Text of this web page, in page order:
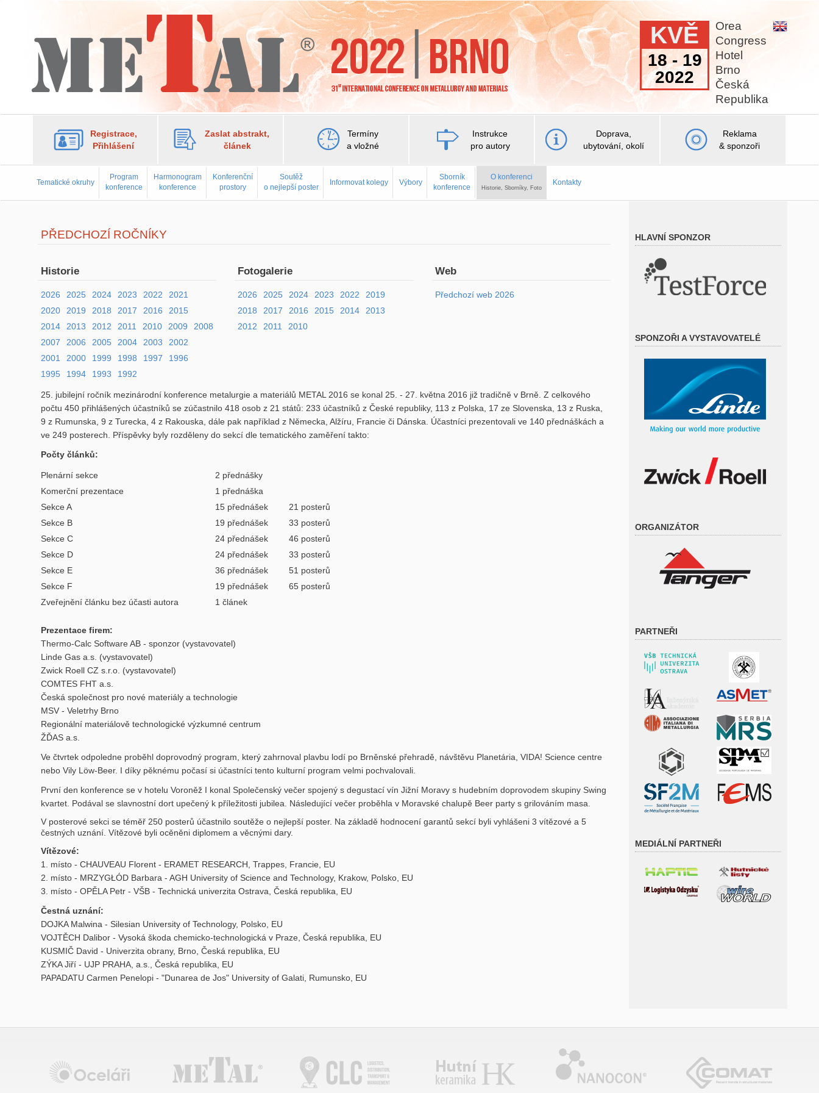
Orea
Congress
Hotel
Brno
Česká
Republika
KVĚ
18 - 19
2022
Registrace,
Přihlášení
Zaslat abstrakt,
článek
Termíny
a vložné
Instrukce
pro autory
Doprava,
ubytování, okolí
Reklama
& sponzoři
Tematické okruhy
Program
konference
Harmonogram
konference
Konferenční
prostory
Soutěž
o nejlepší poster
Informovat kolegy Výbory
Sborník
konference
O konferenci
Historie, Sborníky, Foto
Kontakty
PŘEDCHOZÍ ROČNÍKY
Historie
2026 2025 2024 2023 2022
2021
2020
2019 2018 2017 2016
2015
2014
2013 2012 2011 2010 2009
2008
2007
2006 2005 2004 2003
2002
2001
2000 1999 1998 1997
1996
1995
1994 1993 1992
Fotogalerie
2026 2025 2024 2023 2022
2019
2018
2017 2016 2015 2014
2013
2012
2011 2010
Web
Předchozí web 2026
25. jubilejní ročník mezinárodní konference metalurgie a materiálů METAL 2016 se konal 25. - 27. května 2016 již tradičně v Brně. Z celkového
počtu 450 přihlášených účastníků se zúčastnilo 418 osob z 21 států: 233 účastníků z České republiky, 113 z Polska, 17 ze Slovenska, 13 z Ruska,
9 z Rumunska, 9 z Turecka, 4 z Rakouska, dále pak například z Německa, Alžíru, Francie či Dánska. Účastníci prezentovali ve 140 přednáškách a
ve 249 posterech. Příspěvky byly rozděleny do sekcí dle tematického zaměření takto:
Počty článků:
Plenární sekce
2 přednášky
Komerční prezentace
1 přednáška
Sekce A
15 přednášek
21 posterů
Sekce B
19 přednášek
33 posterů
Sekce C
24 přednášek
46 posterů
Sekce D
24 přednášek
33 posterů
Sekce E
36 přednášek
51 posterů
Sekce F
19 přednášek
65 posterů
Zveřejnění článku bez účasti autora
1 článek
Prezentace firem:
Thermo-Calc Software AB - sponzor (vystavovatel)
Linde Gas a.s. (vystavovatel)
Zwick Roell CZ s.r.o. (vystavovatel)
COMTES FHT a.s.
Česká společnost pro nové materiály a technologie
MSV - Veletrhy Brno
Regionální materiálově technologické výzkumné centrum
ŽĎAS a.s.
Ve čtvrtek odpoledne proběhl doprovodný program, který zahrnoval plavbu lodí po Brněnské přehradě, návštěvu Planetária, VIDA! Science centre
nebo Vily Löw-Beer. I díky pěknému počasí si účastníci tento kulturní program velmi pochvalovali.
První den konference se v hotelu Voroněž I konal Společenský večer spojený s degustací vín Jižní Moravy s hudebním doprovodem skupiny Swing
kvartet. Podával se slavnostní dort upečený k příležitosti jubilea. Následující večer proběhla v Moravské chalupě Beer party s grilováním masa.
V posterové sekci se téměř 250 posterů účastnilo soutěže o nejlepší poster. Na základě hodnocení garantů sekcí byli vyhlášeni 3 vítězové a 5
čestných uznání. Vítězové byli ocěněni diplomem a věcnými dary.
Vítězové:
1. místo - CHAUVEAU Florent - ERAMET RESEARCH, Trappes, Francie, EU
2. místo - MRZYGŁÓD Barbara - AGH University of Science and Technology, Krakow, Polsko, EU
3. místo - OPĚLA Petr - VŠB - Technická univerzita Ostrava, Česká republika, EU
Čestná uznání:
DOJKA Malwina - Silesian University of Technology, Polsko, EU
VOJTĚCH Dalibor - Vysoká škoda chemicko-technologická v Praze, Česká republika, EU
KUSMIČ David - Univerzita obrany, Brno, Česká republika, EU
ZÝKA Jiří - UJP PRAHA, a.s., Česká republika, EU
PAPADATU Carmen Penelopi - "Dunarea de Jos" University of Galati, Rumunsko, EU
HLAVNÍ SPONZOR
SPONZOŘI A VYSTAVOVATELÉ
ORGANIZÁTOR
PARTNEŘI
MEDIÁLNÍ PARTNEŘI